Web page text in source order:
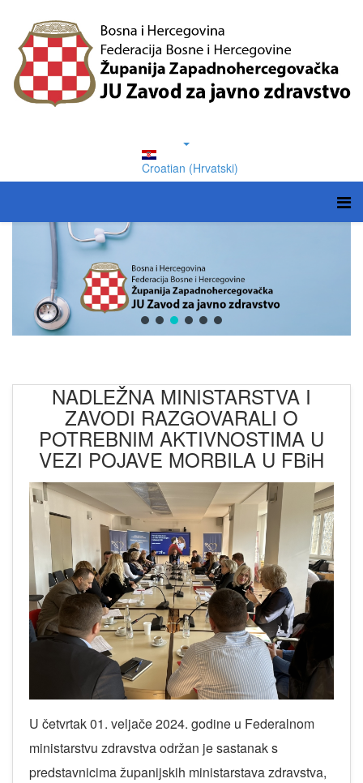
Croatian (Hrvatski)
NADLEŽNA MINISTARSTVA I
ZAVODI RAZGOVARALI O
POTREBNIM AKTIVNOSTIMA U
VEZI POJAVE MORBILA U FBiH
U četvrtak 01. veljače 2024. godine u Federalnom
ministarstvu zdravstva održan je sastanak s
predstavnicima županijskih ministarstava zdravstva,